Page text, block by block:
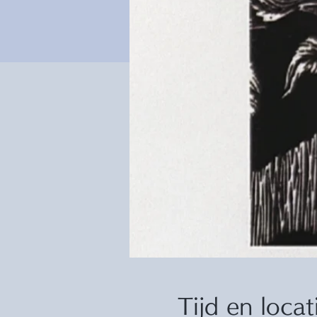
Tijd en